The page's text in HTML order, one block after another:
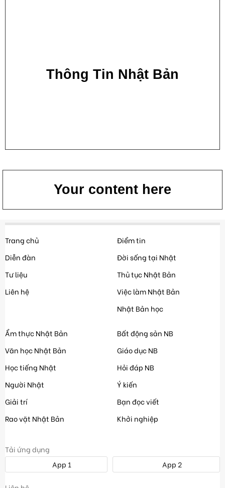
Thông Tin Nhật Bản
Your content here
Trang chủ
Diễn đàn
Tư liệu
Liên hệ
Điểm tin
Đời sống tại Nhật
Thủ tục Nhật Bản
Việc làm Nhật Bản
Nhật Bản học
Ẩm thực Nhật Bản
Văn học Nhật Bản
Học tiếng Nhật
Người Nhật
Giải trí
Rao vặt Nhật Bản
Bất động sản NB
Giáo dục NB
Hỏi đáp NB
Ý kiến
Bạn đọc viết
Khởi nghiệp
Tải ứng dụng
App 1
App 2